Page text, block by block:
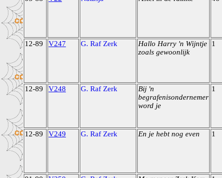
12-89 V247 G. Raf Zerk
Hallo Harry 'n Wijntje
zoals gewoonlijk
1
12-89 V248 G. Raf Zerk
Bij 'n
begrafenisondernemer
word je
1
12-89 V249 G. Raf Zerk En je hebt nog even 1